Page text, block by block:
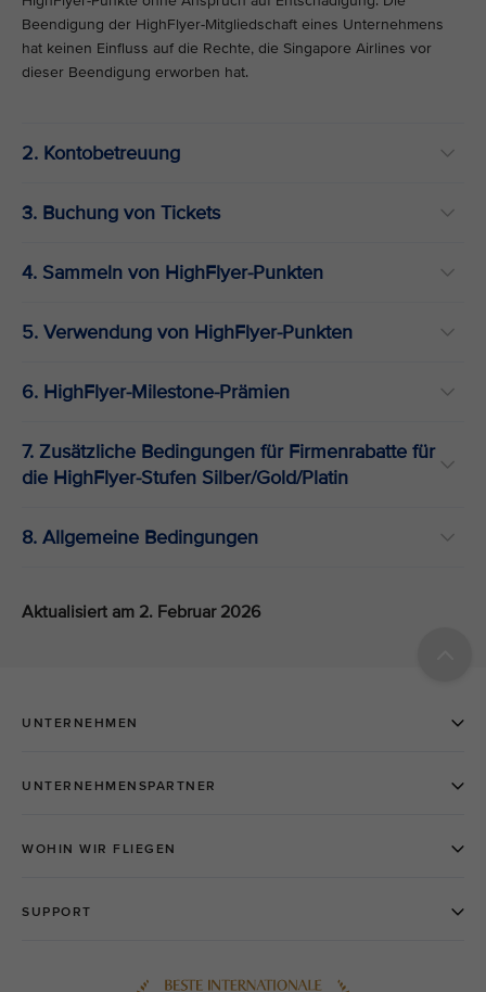
Beendigung der HighFlyer-Mitgliedschaft eines Unternehmens
hat keinen Einfluss auf die Rechte, die Singapore Airlines vor
dieser Beendigung erworben hat.
2. Kontobetreuung
3. Buchung von Tickets
4. Sammeln von HighFlyer-Punkten
5. Verwendung von HighFlyer-Punkten
6. HighFlyer-Milestone-Prämien
7. Zusätzliche Bedingungen für Firmenrabatte für
die HighFlyer-Stufen Silber/Gold/Platin
8. Allgemeine Bedingungen
Aktualisiert am 2. Februar 2026